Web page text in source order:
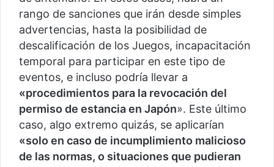
rango de sanciones que irán desde simples
advertencias, hasta la posibilidad de
descalificación de los Juegos, incapacitación
temporal para participar en este tipo de
eventos, e incluso podría llevar a
«procedimientos para la revocación del
permiso de estancia en Japón». Este último
caso, algo extremo quizás, se aplicarían
«solo en caso de incumplimiento malicioso
de las normas, o situaciones que pudieran